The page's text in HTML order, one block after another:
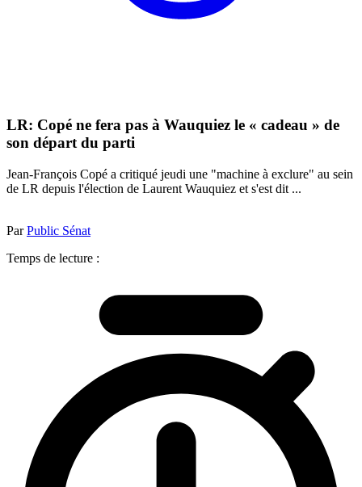
LR: Copé ne fera pas à Wauquiez le « cadeau » de
son départ du parti
Jean-François Copé a critiqué jeudi une "machine à exclure" au sein
de LR depuis l'élection de Laurent Wauquiez et s'est dit ...
ParPublic Sénat
Temps de lecture :